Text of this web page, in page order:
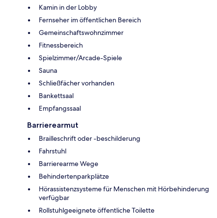
Kamin in der Lobby
Fernseher im öffentlichen Bereich
Gemeinschaftswohnzimmer
Fitnessbereich
Spielzimmer/Arcade-Spiele
Sauna
Schließfächer vorhanden
Bankettsaal
Empfangssaal
Barrierearmut
Brailleschrift oder -beschilderung
Fahrstuhl
Barrierearme Wege
Behindertenparkplätze
Hörassistenzsysteme für Menschen mit Hörbehinderung
verfügbar
Rollstuhlgeeignete öffentliche Toilette